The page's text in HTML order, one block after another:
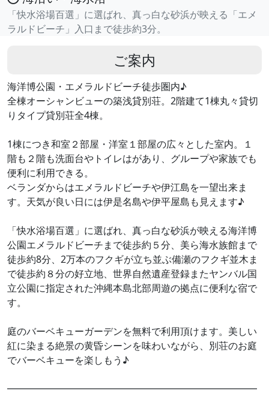
「快水浴場百選」に選ばれ、真っ白な砂浜が映える「エメ
ラルドビーチ」入口まで徒歩約3分。
ご案内
海洋博公園・エメラルドビーチ徒歩圏内♪
全棟オーシャンビューの築浅貸別荘。2階建て1棟丸々貸切
りタイプ貸別荘全4棟。
1棟につき和室２部屋・洋室１部屋の広々とした室内。１
階も２階も洗面台やトイレはがあり、グループや家族でも
便利に利用できる。
ベランダからはエメラルドビーチや伊江島を一望出来ま
す。天気が良い日には伊是名島や伊平屋島も見えます♪
「快水浴場百選」に選ばれ、真っ白な砂浜が映える海洋博
公園エメラルドビーチまで徒歩約５分、美ら海水族館まで
徒歩約8分、2万本のフクギが立ち並ぶ備瀬のフクギ並木ま
で徒歩約８分の好立地、世界自然遺産登録またヤンバル国
立公園に指定された沖縄本島北部周遊の拠点に便利な宿で
す。
庭のバーベキューガーデンを無料で利用頂けます。美しい
紅に染まる絶景の黄昏シーンを味わいながら、別荘のお庭
でバーベキューを楽しもう♪
━━━━━━━━━━━━━━━━━━━━━━━━━━